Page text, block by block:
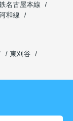
名古屋本線
和線
東刈谷